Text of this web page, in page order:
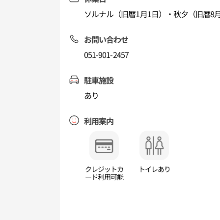
ソルナル（旧暦1月1日）・秋夕（旧暦8
お問い合わせ
051-901-2457
駐車施設
あり
利用案内
クレジットカ
ード利用可能
トイレあり